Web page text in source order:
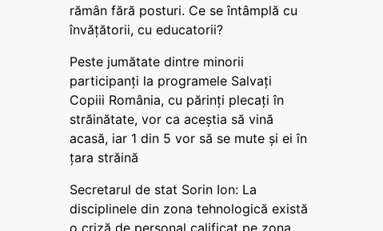
rămân fără posturi. Ce se întâmplă cu
învățătorii, cu educatorii?
Peste jumătate dintre minorii
participanți la programele Salvați
Copiii România, cu părinți plecați în
străinătate, vor ca aceștia să vină
acasă, iar 1 din 5 vor să se mute și ei în
țara străină
Secretarul de stat Sorin Ion: La
disciplinele din zona tehnologică există
o criză de personal calificat pe zona